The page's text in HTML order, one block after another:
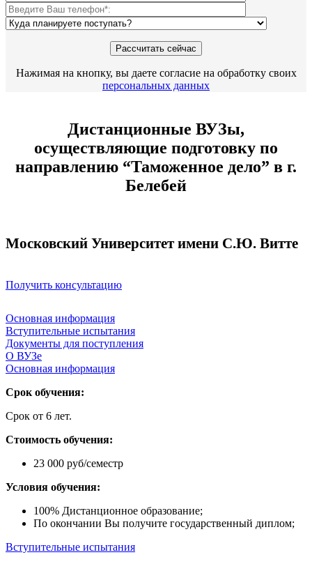
Нажимая на кнопку, вы даете согласие на обработку своих
персональных данных
Дистанционные ВУЗы,
осуществляющие подготовку по
направлению “Таможенное дело” в г.
Белебей
Московский Университет имени С.Ю. Витте
Получить консультацию
Основная информация
Вступительные испытания
Документы для поступления
О ВУЗе
Основная информация
Срок обучения:
Срок от 6 лет.
Стоимость обучения:
23 000 руб/семестр
Условия обучения:
100% Дистанционное образование;
По окончании Вы получите государственный диплом;
Вступительные испытания